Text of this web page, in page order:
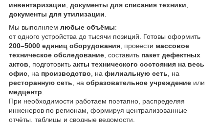
инвентаризации документы для списания техники
документы для утилизации
Мы выполняем любые объёмы:
от одного устройства до тысячи позиций. Готовы оформить
200–5000 единиц оборудования , провести массовое
техническое обследование , составить пакет дефектных
актов , подготовить акты технического состояния на весь
офис , на производство , на филиальную сеть , на
ресторанную сеть , на образовательное учреждение или
медцентр
При необходимости работаем поэтапно, распределяя
инженеров по регионам, формируя централизованные
отчёты, таблицы и сводные ведомости.